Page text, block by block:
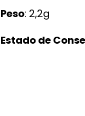
Peso: 2,2g
Estado de